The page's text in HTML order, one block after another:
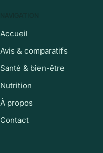
Accueil
Avis & comparatifs
Santé & bien-être
Nutrition
À propos
Contact